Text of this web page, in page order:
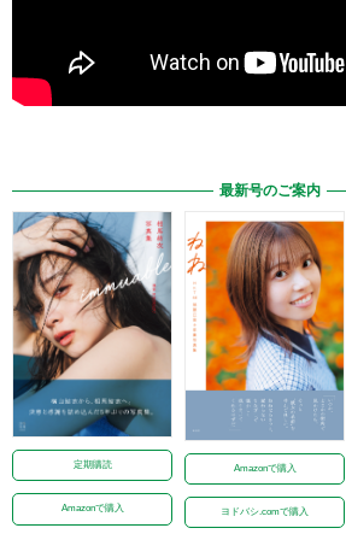
最新号のご案内
定期購読
Amazonで購入
Amazonで購入
ヨドバシ.comで購入